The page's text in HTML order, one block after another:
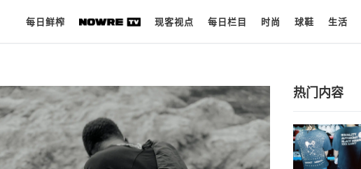
每日鲜榨 现客视点 每日栏目 时尚 球鞋 生活
现客视点
每日栏目
热门内容